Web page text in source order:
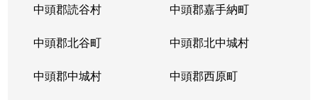
中頭郡読谷村 中頭郡嘉手納町
中頭郡北谷町 中頭郡北中城村
中頭郡中城村 中頭郡西原町